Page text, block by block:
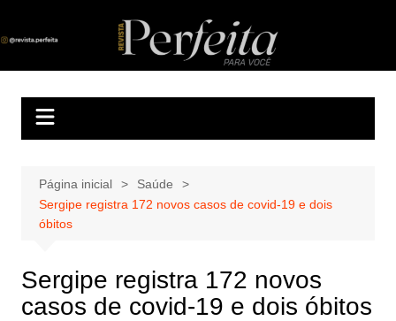
Revista Perfeita
A melhor revista eletrônica do interior de Sergipe
Página inicial
Saúde
Sergipe registra 172 novos casos de covid-19 e dois
óbitos
Sergipe registra 172 novos
casos de covid-19 e dois óbitos